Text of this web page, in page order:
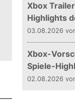
Xbox
Highlights
03.08.2026
Xbox-
Spiele-
02.08.2026